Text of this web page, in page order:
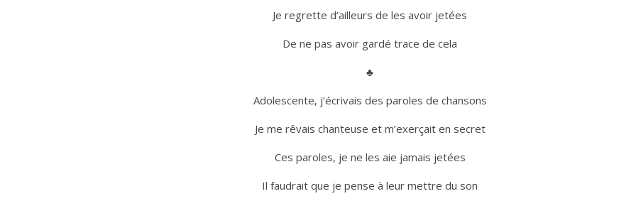
Je regrette d’ailleurs de les avoir jetées
De ne pas avoir gardé trace de cela
♣
Adolescente, j’écrivais des paroles de chansons
Je me rêvais chanteuse et m’exerçait en secret
Ces paroles, je ne les aie jamais jetées
Il faudrait que je pense à leur mettre du son